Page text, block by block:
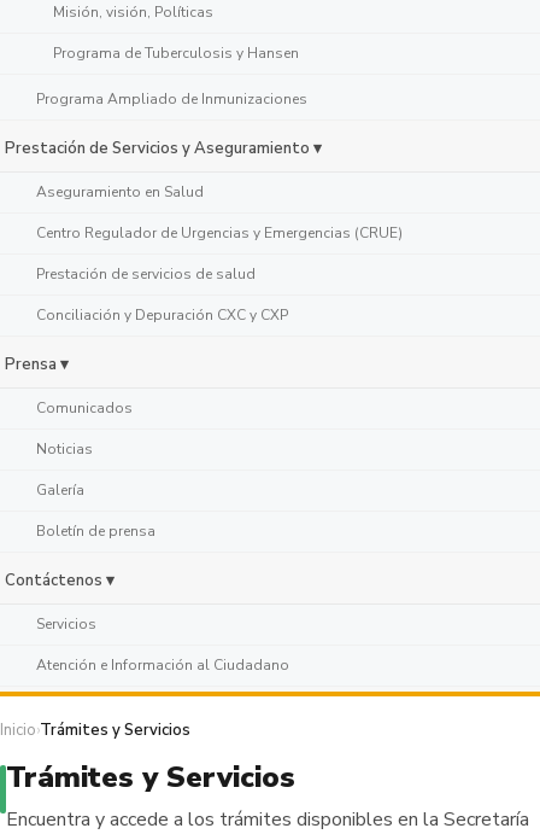
Misión, visión, Políticas
Programa de Tuberculosis y Hansen
Programa Ampliado de Inmunizaciones
Prestación de Servicios y Aseguramiento ▾
Aseguramiento en Salud
Centro Regulador de Urgencias y Emergencias (CRUE)
Prestación de servicios de salud
Conciliación y Depuración CXC y CXP
Prensa ▾
Comunicados
Noticias
Galería
Boletín de prensa
Contáctenos ▾
Servicios
Atención e Información al Ciudadano
Inicio›Trámites y Servicios
Trámites y Servicios
Encuentra y accede a los trámites disponibles en la Secretaría